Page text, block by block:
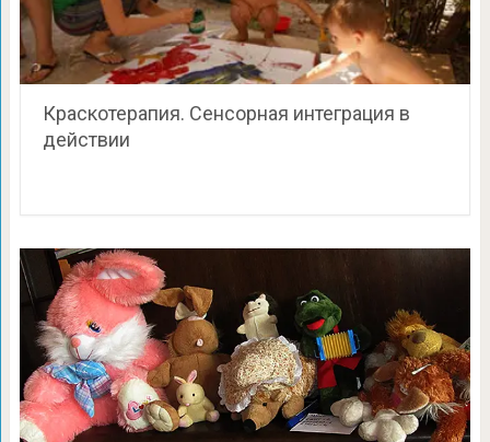
Краскотерапия. Сенсорная интеграция в
действии